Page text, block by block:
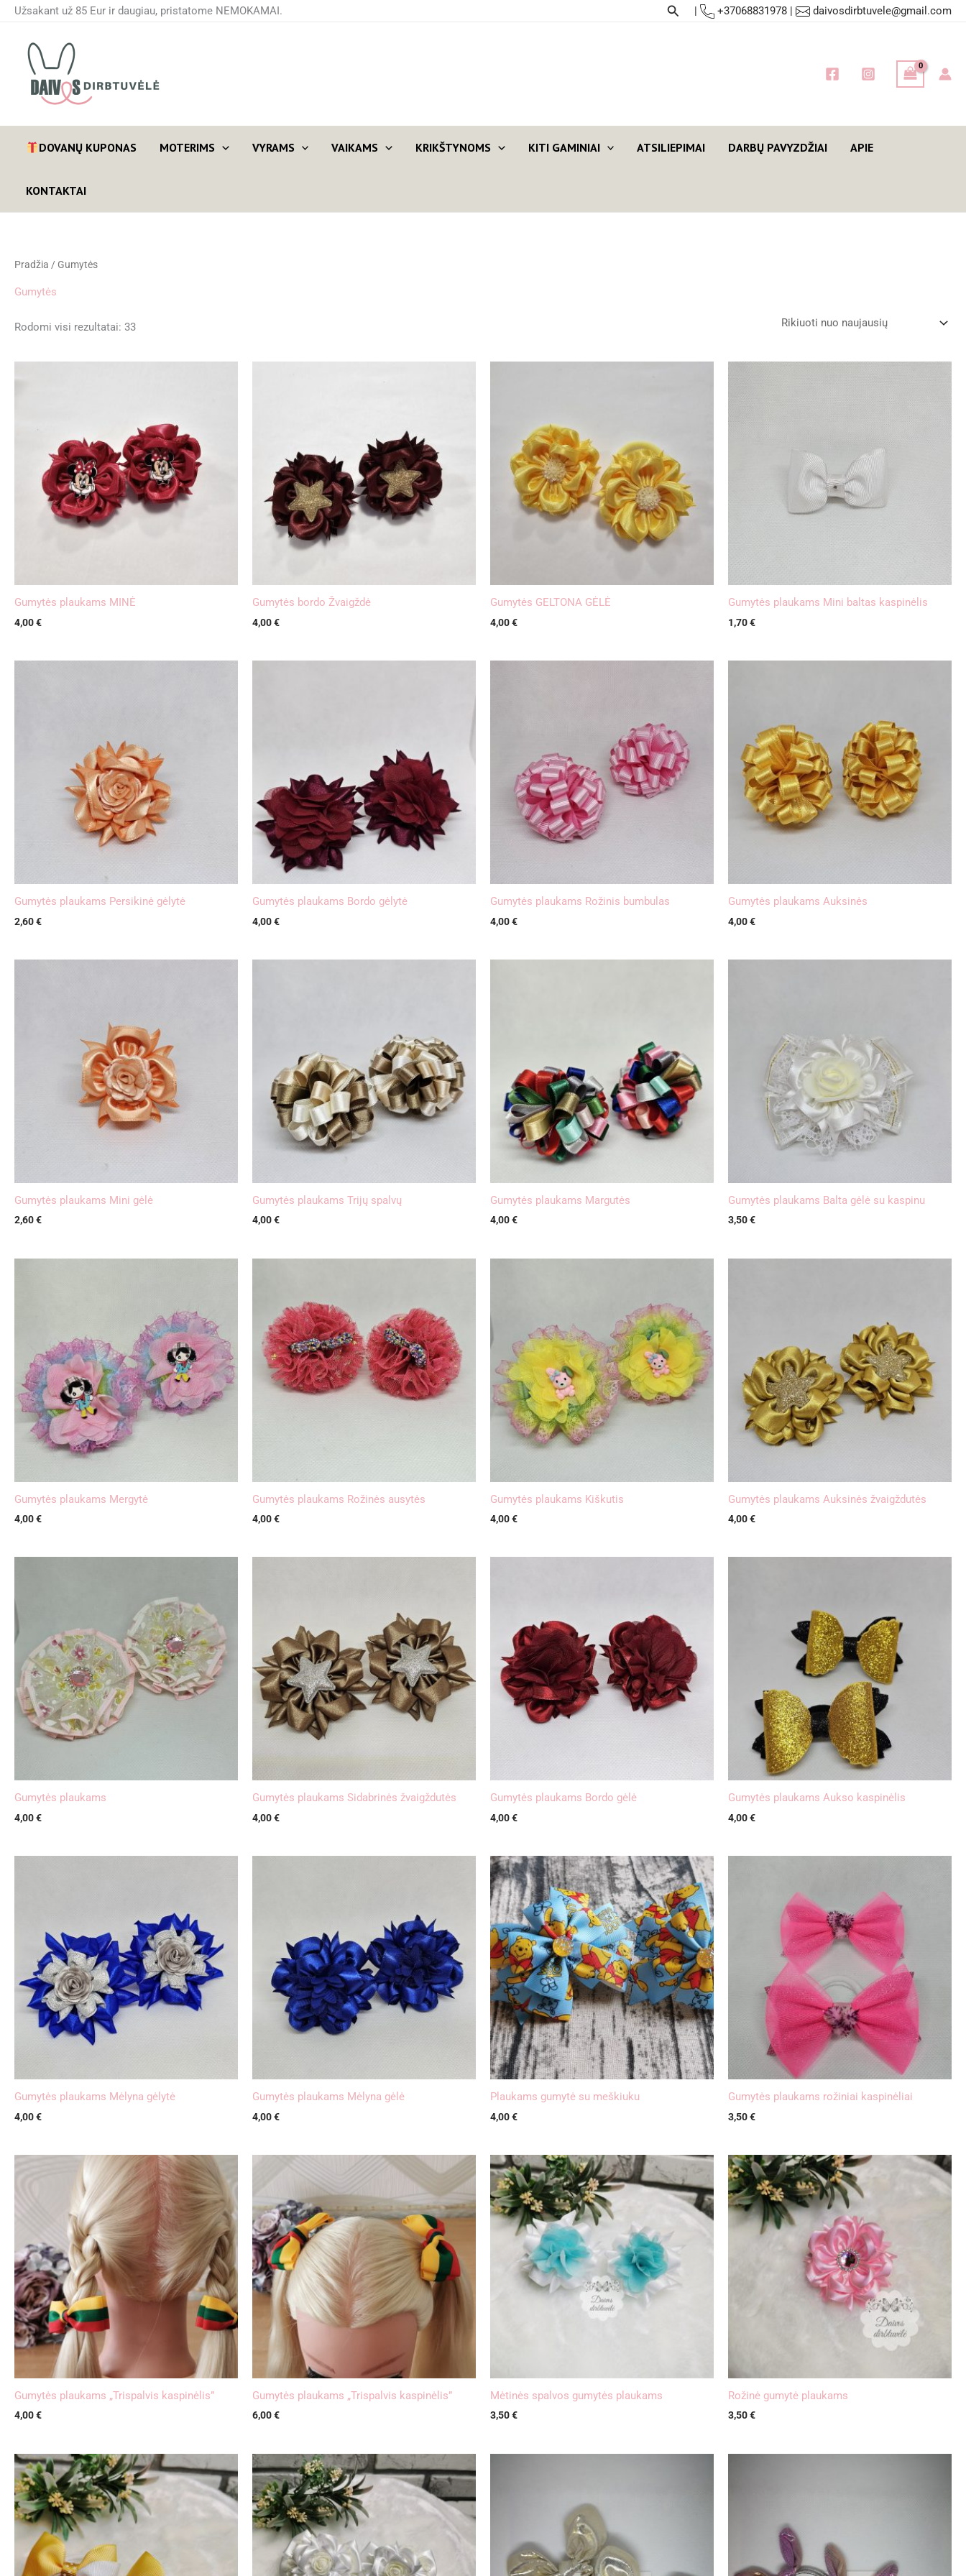
Pereiti
turinio
Užsakant už 85 Eur ir daugiau, pristatome NEMOKAMAI. Paieška
| +37068831978 | daivosdirbtuvele@gmail.com
DOVANŲ KUPONAS MOTERIMS VYRAMS VAIKAMS KRIKŠTYNOMS KITI GAMINIAI ATSILIEPIMAI DARBŲ PAVYZDŽIAI APIE
KONTAKTAI
Pradžia / Gumytės
Gumytės
Rodomi visi rezultatai: 33
Rūšiuojama
pagal
Gumytės plaukams MINĖ
4,00€
Gumytės bordo Žvaigždė
4,00€
Gumytės GELTONA GĖLĖ
4,00€
Gumytės plaukams Mini baltas kaspinėlis
1,70€
Gumytės plaukams Persikinė gėlytė
2,60€
Gumytės plaukams Bordo gėlytė
4,00€
Gumytės plaukams Rožinis bumbulas
4,00€
Gumytės plaukams Auksinės
4,00€
Gumytės plaukams Mini gėlė
2,60€
Gumytės plaukams Trijų spalvų
4,00€
Gumytės plaukams Margutės
4,00€
Gumytės plaukams Balta gėlė su kaspinu
3,50€
Gumytės plaukams Mergytė
4,00€
Gumytės plaukams Rožinės ausytės
4,00€
Gumytės plaukams Kiškutis
4,00€
Gumytės plaukams Auksinės žvaigždutės
4,00€
Gumytės plaukams
4,00€
Gumytės plaukams Sidabrinės žvaigždutės
4,00€
Gumytės plaukams Bordo gėlė
4,00€
Gumytės plaukams Aukso kaspinėlis
4,00€
Gumytės plaukams Mėlyna gėlytė
4,00€
Gumytės plaukams Mėlyna gėlė
4,00€
Plaukams gumytė su meškiuku
4,00€
Gumytės plaukams rožiniai kaspinėliai
3,50€
Gumytės plaukams „Trispalvis kaspinėlis”
4,00€
Gumytės plaukams „Trispalvis kaspinėlis”
6,00€
Mėtinės spalvos gumytės plaukams
3,50€
Rožinė gumytė plaukams
3,50€